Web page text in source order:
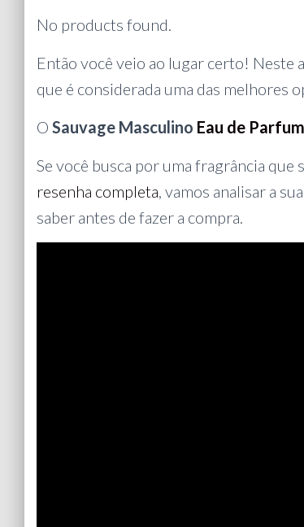
No products found.
Então você veio ao lugar certo! Neste
que é considerada uma das melhores
O Sauvage Masculino Eau de
Se você busca por uma fragrância
resenha completa, vamos analisar a
saber antes de fazer a compra.